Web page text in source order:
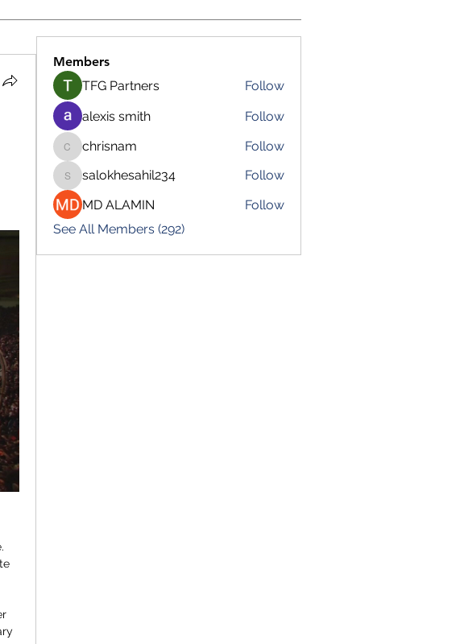
Members
TFG Partners
Follow
alexis smith
Follow
chrisnam
chrisnam Follow
salokhesahil234
salokhesahil234
Follow
MD ALAMIN
Follow
See All Members (292)